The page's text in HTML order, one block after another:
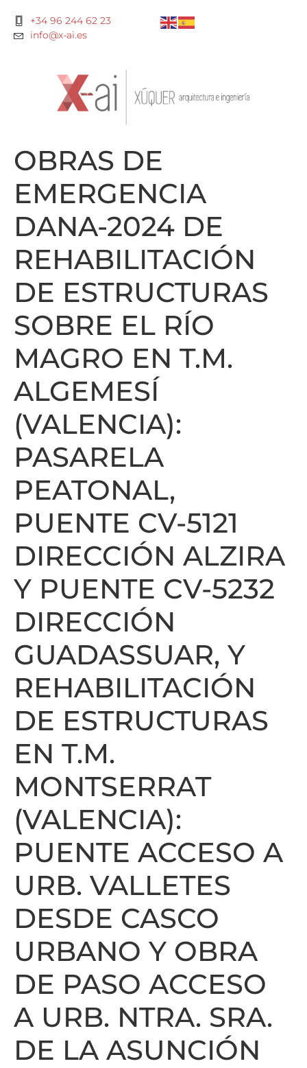
+34 96 244 62 23
info@x-ai.es
OBRAS DE
EMERGENCIA
DANA-2024 DE
REHABILITACIÓN
DE ESTRUCTURAS
SOBRE EL RÍO
MAGRO EN T.M.
ALGEMESÍ
(VALENCIA):
PASARELA
PEATONAL,
PUENTE CV-5121
DIRECCIÓN ALZIRA
Y PUENTE CV-5232
DIRECCIÓN
GUADASSUAR, Y
REHABILITACIÓN
DE ESTRUCTURAS
EN T.M.
MONTSERRAT
(VALENCIA):
PUENTE ACCESO A
URB. VALLETES
DESDE CASCO
URBANO Y OBRA
DE PASO ACCESO
A URB. NTRA. SRA.
DE LA ASUNCIÓN